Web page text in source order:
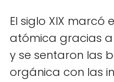
El siglo XIX
atómica gracias
y se sentaron las
orgánica con las